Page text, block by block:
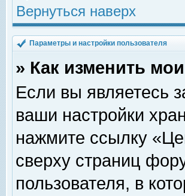
Вернуться наверх
Параметры и настройки пользователя
» Как изменить
Если вы являетесь
ваши настройки
нажмите ссылку
сверху страниц
пользователя, в